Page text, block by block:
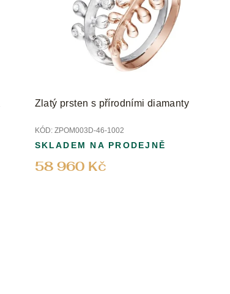
Zlatý prsten s přírodními diamanty
KÓD: ZPOM003D-46-1002
58 960 Kč
SKLADEM NA PRODEJNĚ